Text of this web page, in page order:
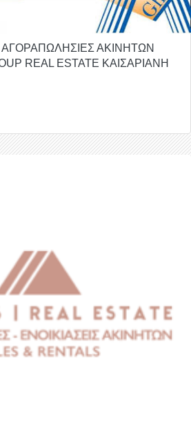
ΑΓΟΡΑΠΩΛΗΣΙΕΣ ΑΚΙΝΗΤΩΝ
REAL ESTATE ΚΑΙΣΑΡΙΑΝΗ